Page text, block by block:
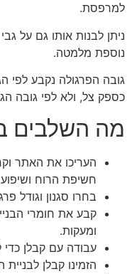
למרפסת.
ניתן לבנות אותו גם על
נוספת מלמטה.
גובה הפרגולה נקבע לפי
כספק צל, ולא לפי גובה
מה השלבים
העריכו את האתר
חשיפת הרוח
בחרו סגנון וגודל
קבע את חומרי
ומעקות.
עבודה עם קבלן
הזמינו קבלן